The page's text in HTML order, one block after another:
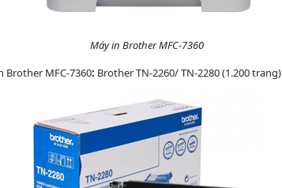
Máy in Brother MFC-7360
Brother MFC-7360: Brother TN-2260/ TN-2280 (1.200 trang)